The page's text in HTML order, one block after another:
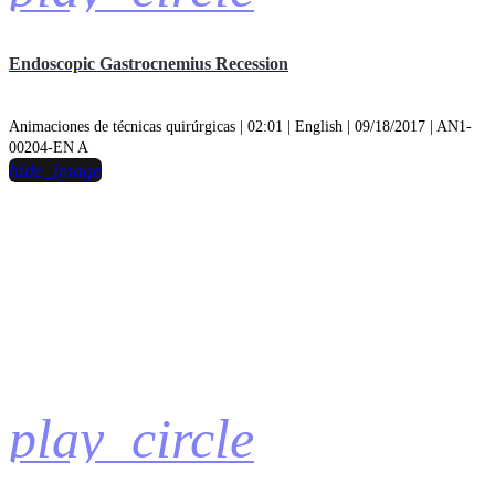
Endoscopic Gastrocnemius Recession
Animaciones de técnicas quirúrgicas | 02:01 | English | 09/18/2017 | AN1-
00204-EN A
play_circle
hide_image